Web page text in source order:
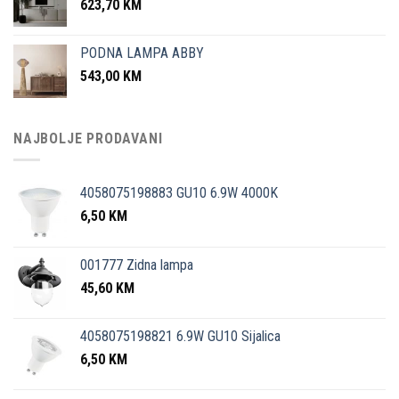
623,70 KM
PODNA LAMPA ABBY
543,00 KM
NAJBOLJE PRODAVANI
4058075198883 GU10 6.9W 4000K
6,50 KM
001777 Zidna lampa
45,60 KM
4058075198821 6.9W GU10 Sijalica
6,50 KM